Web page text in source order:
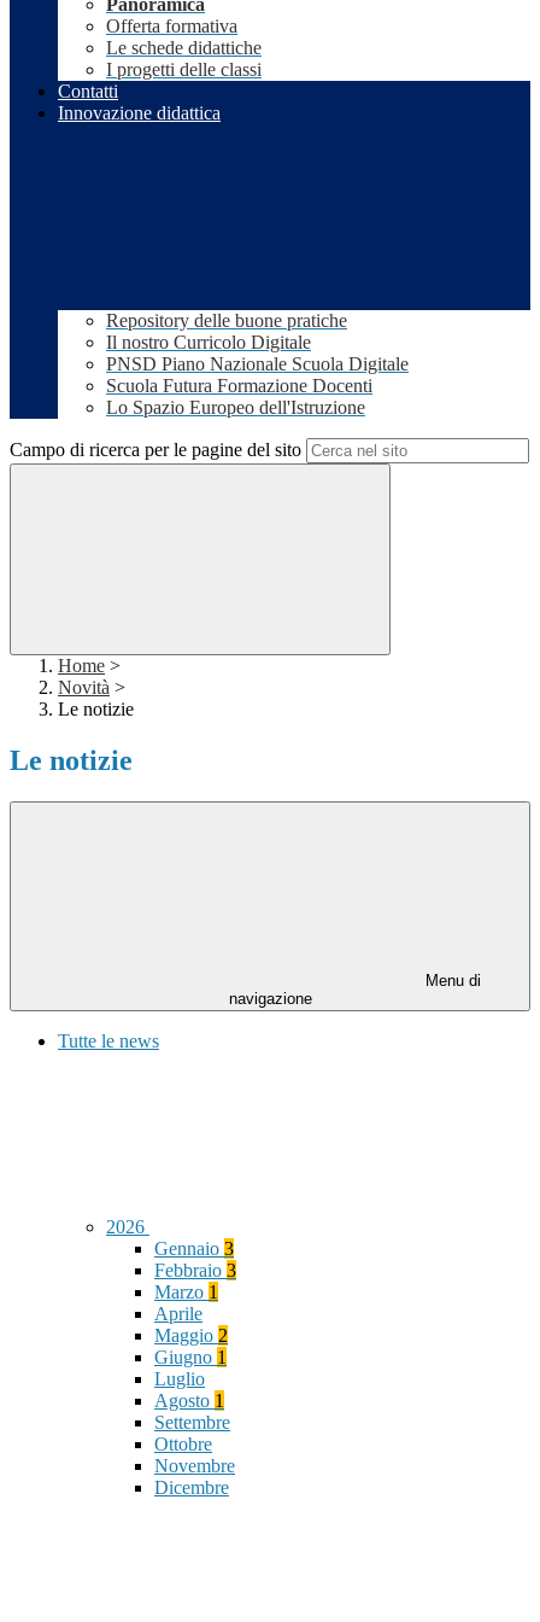
Panoramica
Offerta formativa
Le schede didattiche
I progetti delle classi
Contatti
Innovazione didattica
Repository delle buone pratiche
Il nostro Curricolo Digitale
PNSD Piano Nazionale Scuola Digitale
Scuola Futura Formazione Docenti
Lo Spazio Europeo dell'Istruzione
Campo di ricerca per le pagine del sito
Home >
Novità >
Le notizie
Le notizie
Menu di
navigazione
Tutte le news
2026
Gennaio 3
Febbraio 3
Marzo 1
Aprile
Maggio 2
Giugno 1
Luglio
Agosto 1
Settembre
Ottobre
Novembre
Dicembre